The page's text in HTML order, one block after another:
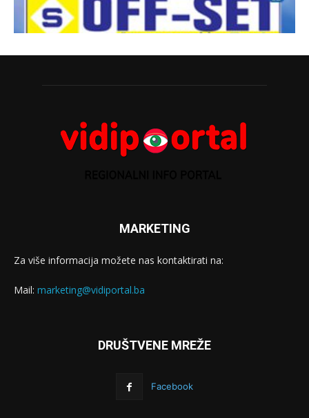
MARKETING
Za više informacija možete nas kontaktirati na:
Mail: marketing@vidiportal.ba
DRUŠTVENE MREŽE
Facebook